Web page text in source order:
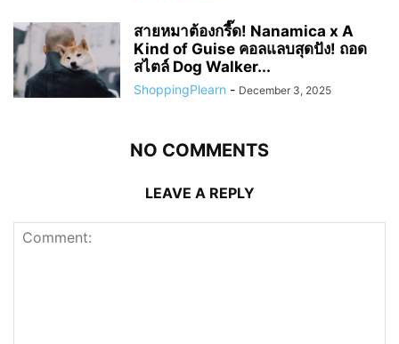
สายหมาต้องกรี๊ด! Nanamica x A
Kind of Guise คอลแลบสุดปัง! ถอด
สไตล์ Dog Walker...
ShoppingPlearn - December 3, 2025
NO COMMENTS
LEAVE A REPLY